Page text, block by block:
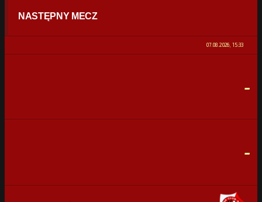
0% 100%
NASTĘPNY MECZ
07.08.2026, 15:33
-
-